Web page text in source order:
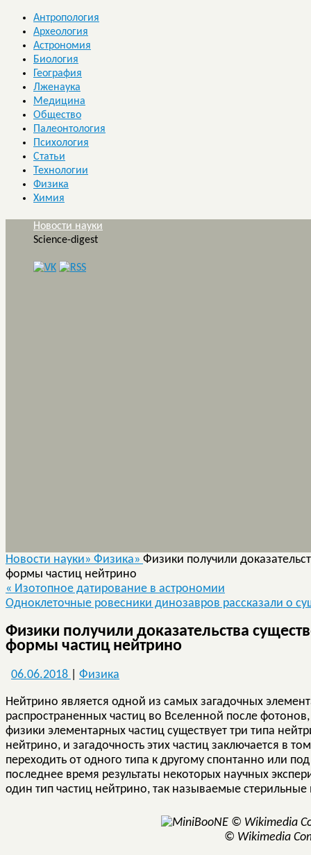
Антропология
Археология
Астрономия
Биология
География
Лженаука
Медицина
Общество
Палеонтология
Психология
Статьи
Технологии
Физика
Химия
Новости науки
Science-digest
Новости науки» Физика» Физики получили
формы частиц нейтрино
« Изотопное датирование в астрономии
Одноклеточные ровесники динозавров рассказали о
Физики получили доказательства
формы частиц нейтрино
06.06.2018 Физика
Нейтрино является одной из самых загадочных
распространенных частиц во Вселенной после
физики элементарных частиц существует три типа
нейтрино, и загадочность этих частиц заключается в
переходить от одного типа к другому спонтанно или
последнее время результаты некоторых научных
один тип частиц нейтрино, так называемые
© Wikimedia